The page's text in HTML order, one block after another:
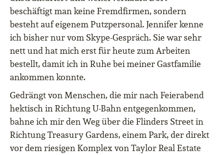
beschäftigt man keine Fremdfirmen, sondern
besteht auf eigenem Putzpersonal. Jennifer kenne
ich bisher nur vom Skype-Gespräch. Sie war sehr
nett und hat mich erst für heute zum Arbeiten
bestellt, damit ich in Ruhe bei meiner Gastfamilie
ankommen konnte.
Gedrängt von Menschen, die mir nach Feierabend
hektisch in Richtung U-Bahn entgegenkommen,
bahne ich mir den Weg über die Flinders Street in
Richtung Treasury Gardens, einem Park, der direkt
vor dem riesigen Komplex von Taylor Real Estate